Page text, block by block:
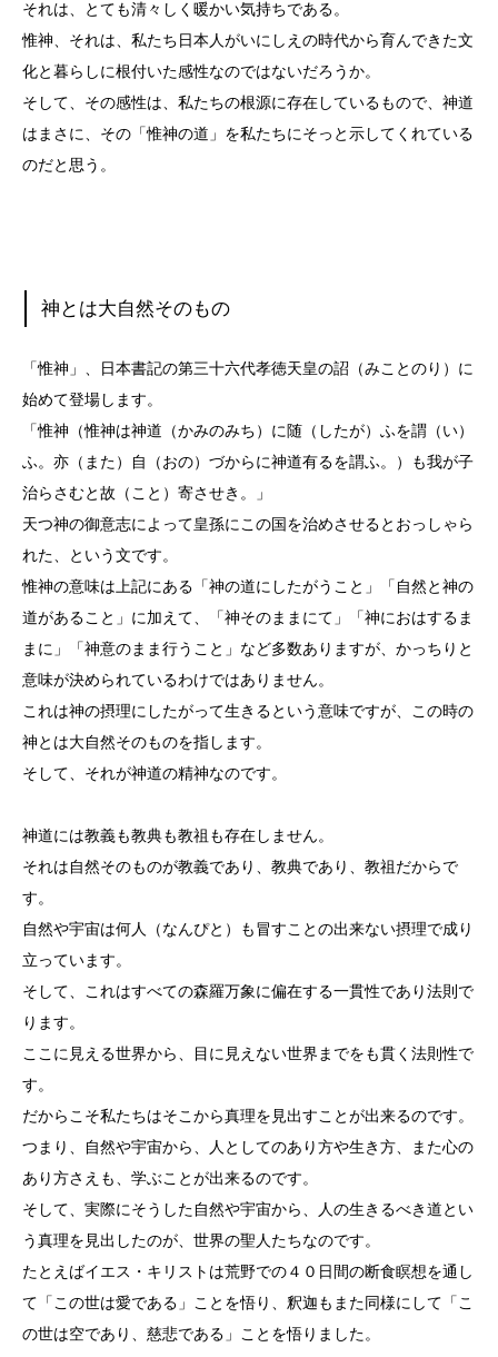
それは、とても清々しく暖かい気持ちである。
惟神、それは、私たち日本人がいにしえの時代から育んできた文
化と暮らしに根付いた感性なのではないだろうか。
そして、その感性は、私たちの根源に存在しているもので、神道
はまさに、その「惟神の道」を私たちにそっと示してくれている
のだと思う。
神とは大自然そのもの
「惟神」、日本書記の第三十六代孝徳天皇の詔（みことのり）に
始めて登場します。
「惟神（惟神は神道（かみのみち）に随（したが）ふを謂（い）
ふ。亦（また）自（おの）づからに神道有るを謂ふ。）も我が子
治らさむと故（こと）寄させき。」
天つ神の御意志によって皇孫にこの国を治めさせるとおっしゃら
れた、という文です。
惟神の意味は上記にある「神の道にしたがうこと」「自然と神の
道があること」に加えて、「神そのままにて」「神におはするま
まに」「神意のまま行うこと」など多数ありますが、かっちりと
意味が決められているわけではありません。
これは神の摂理にしたがって生きるという意味ですが、この時の
神とは大自然そのものを指します。
そして、それが神道の精神なのです。
神道には教義も教典も教祖も存在しません。
それは自然そのものが教義であり、教典であり、教祖だからで
す。
自然や宇宙は何人（なんぴと）も冒すことの出来ない摂理で成り
立っています。
そして、これはすべての森羅万象に偏在する一貫性であり法則で
ります。
ここに見える世界から、目に見えない世界までをも貫く法則性で
す。
だからこそ私たちはそこから真理を見出すことが出来るのです。
つまり、自然や宇宙から、人としてのあり方や生き方、また心の
あり方さえも、学ぶことが出来るのです。
そして、実際にそうした自然や宇宙から、人の生きるべき道とい
う真理を見出したのが、世界の聖人たちなのです。
たとえばイエス・キリストは荒野での４０日間の断食瞑想を通し
て「この世は愛である」ことを悟り、釈迦もまた同様にして「こ
の世は空であり、慈悲である」ことを悟りました。